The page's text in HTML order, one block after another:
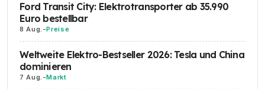
Ford Transit City: Elektrotransporter ab 35.990
Euro bestellbar
8 Aug. -Preise
Weltweite Elektro-Bestseller 2026: Tesla und China
dominieren
7 Aug. -Markt